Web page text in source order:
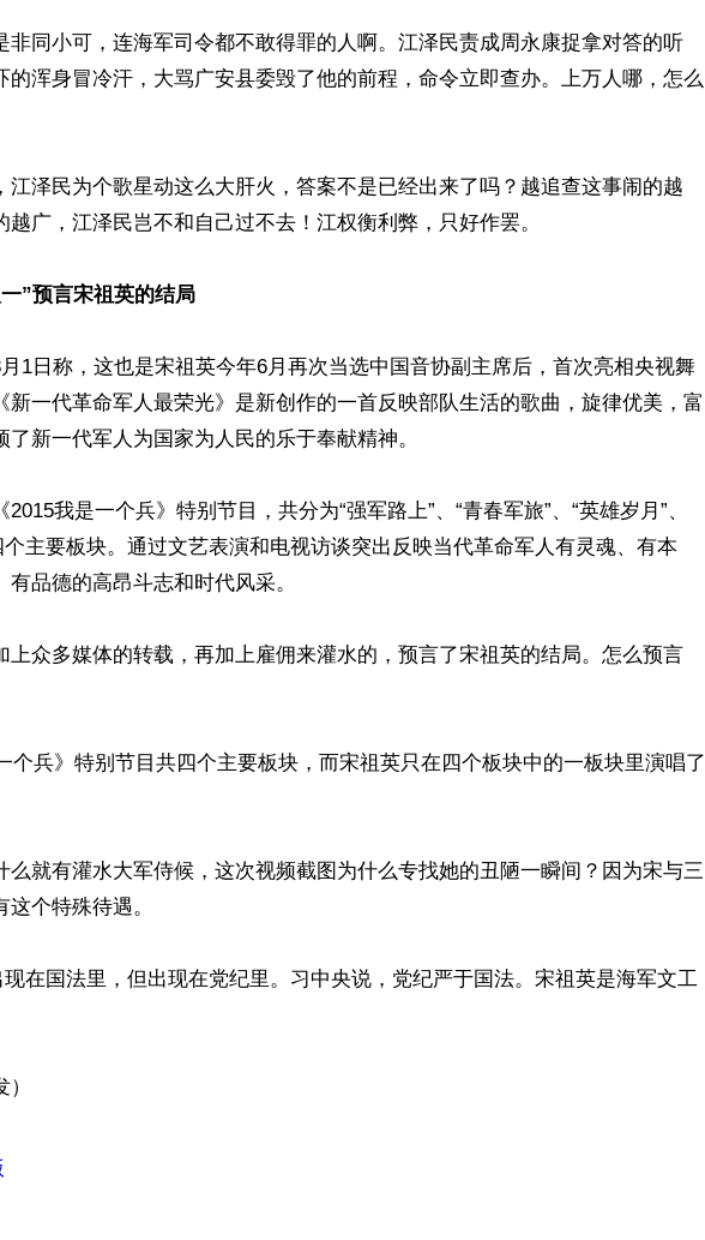
非同小可，连海军司令都不敢得罪的人啊。江泽民责成周永康捉拿对答的听
的浑身冒冷汗，大骂广安县委毁了他的前程，命令立即查办。上万人哪，怎么
江泽民为个歌星动这么大肝火，答案不是已经出来了吗？越追查这事闹的越
越广，江泽民岂不和自己过不去！江权衡利弊，只好作罢。
”预言宋祖英的结局
1日称，这也是宋祖英今年6月再次当选中国音协副主席后，首次亮相央视舞
新一代革命军人最荣光》是新创作的一首反映部队生活的歌曲，旋律优美，富
了新一代军人为国家为人民的乐于奉献精神。
我是一个兵》特别节目，共分为“强军路上”、“青春军旅”、“英雄岁月”、
个主要板块。通过文艺表演和电视访谈突出反映当代革命军人有灵魂、有本
有品德的高昂斗志和时代风采。
上众多媒体的转载，再加上雇佣来灌水的，预言了宋祖英的结局。怎么预言
个兵》特别节目共四个主要板块，而宋祖英只在四个板块中的一板块里演唱了
么就有灌水大军侍候，这次视频截图为什么专找她的丑陋一瞬间？因为宋与三
个特殊待遇。
现在国法里，但出现在党纪里。习中央说，党纪严于国法。宋祖英是海军文工
）